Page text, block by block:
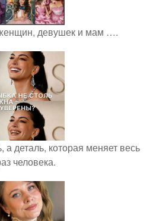
девушек и мам ….
а деталь, которая меняет весь
человека.